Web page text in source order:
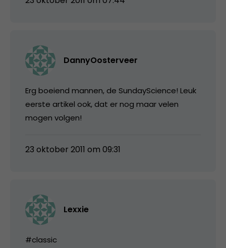
DannyOosterveer
Erg boeiend mannen, de SundayScience! Leuk
eerste artikel ook, dat er nog maar velen
mogen volgen!
23 oktober 2011 om 09:31
Lexxie
#classic